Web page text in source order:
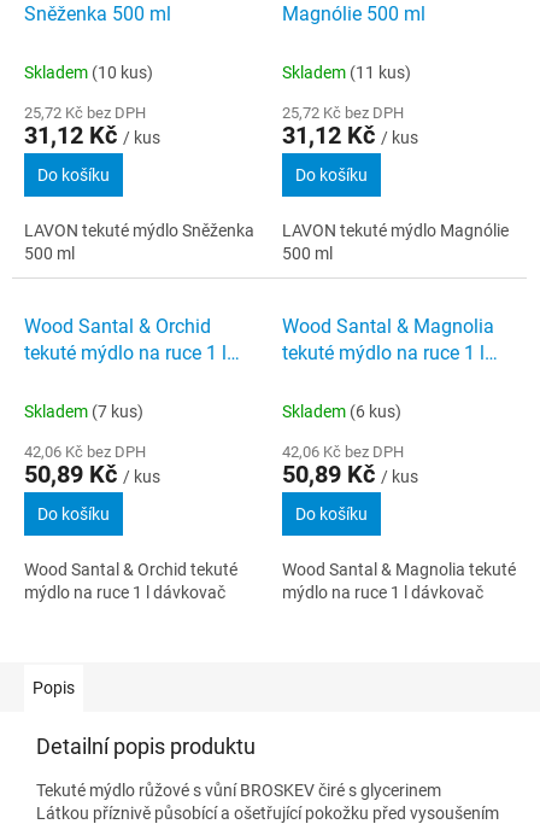
Sněženka 500 ml
Skladem (10 kus)
25,72 Kč bez DPH
31,12 Kč / kus
Do košíku
LAVON tekuté mýdlo Sněženka
500 ml
Magnólie 500 ml
Skladem (11 kus)
25,72 Kč bez DPH
31,12 Kč / kus
Do košíku
LAVON tekuté mýdlo Magnólie
500 ml
Wood Santal & Orchid
tekuté mýdlo na ruce 1 l
Skladem (7 kus)
42,06 Kč bez DPH
50,89 Kč / kus
Do košíku
Wood Santal & Orchid tekuté
mýdlo na ruce 1 l dávkovač
Wood Santal & Magnolia
tekuté mýdlo na ruce 1 l
Skladem (6 kus)
42,06 Kč bez DPH
50,89 Kč / kus
Do košíku
Wood Santal & Magnolia tekuté
mýdlo na ruce 1 l dávkovač
Popis
Detailní popis produktu
Tekuté mýdlo růžové s vůní BROSKEV čiré s glycerinem
Látkou příznivě působící a ošetřující pokožku před vysoušením